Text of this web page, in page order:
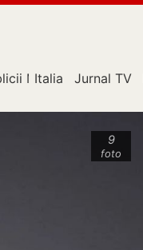
Moldova
Italia Jurnal TV
9
foto